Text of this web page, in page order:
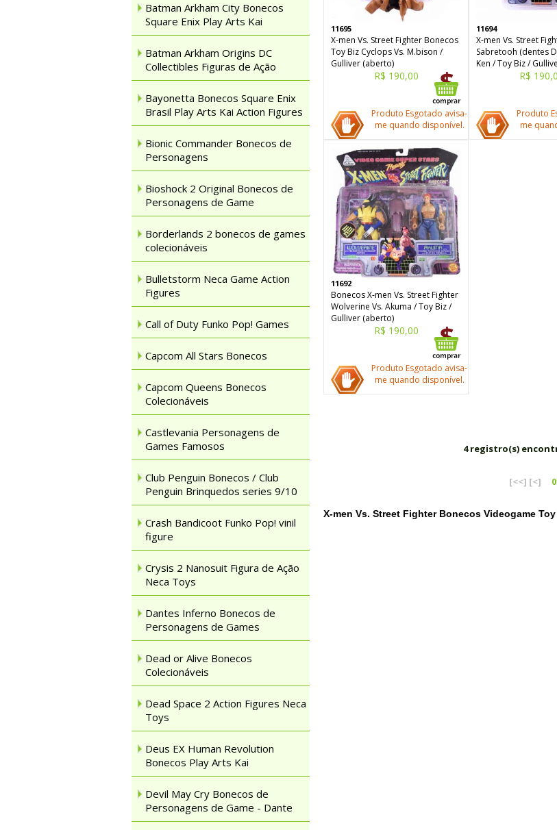
Batman Arkham City Bonecos
Square Enix Play Arts Kai
Batman Arkham Origins DC
Collectibles Figuras de Ação
Bayonetta Bonecos Square Enix
Brasil Play Arts Kai Action Figures
Bionic Commander Bonecos de
Personagens
Bioshock 2 Original Bonecos de
Personagens de Game
Borderlands 2 bonecos de games
colecionáveis
Bulletstorm Neca Game Action
Figures
Call of Duty Funko Pop! Games
Capcom All Stars Bonecos
Capcom Queens Bonecos
Colecionáveis
Castlevania Personagens de
Games Famosos
Club Penguin Bonecos / Club
Penguin Brinquedos series 9/10
Crash Bandicoot Funko Pop! vinil
figure
Crysis 2 Nanosuit Figura de Ação
Neca Toys
Dantes Inferno Bonecos de
Personagens de Games
Dead or Alive Bonecos
Colecionáveis
Dead Space 2 Action Figures Neca
Toys
Deus EX Human Revolution
Bonecos Play Arts Kai
Devil May Cry Bonecos de
Personagens de Game - Dante
11695
X-men Vs. Street Fighter Bonecos
Toy Biz Cyclops Vs. M.bison /
Gulliver (aberto)
R$ 190,00
Produto Esgotado avisa-
me quando disponível.
11694
X-men Vs. Street
Sabretooh (dentes
Ken / Toy Biz /
R$
Produto
me
11692
Bonecos X-men Vs. Street Fighter
Wolverine Vs. Akuma / Toy Biz /
Gulliver (aberto)
R$ 190,00
Produto Esgotado avisa-
me quando disponível.
4 registro(s)
[<<] [<]
X-men Vs. Street Fighter Bonecos Videogame